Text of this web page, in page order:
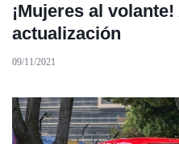
¡Mujeres al
actualización
09/11/2021